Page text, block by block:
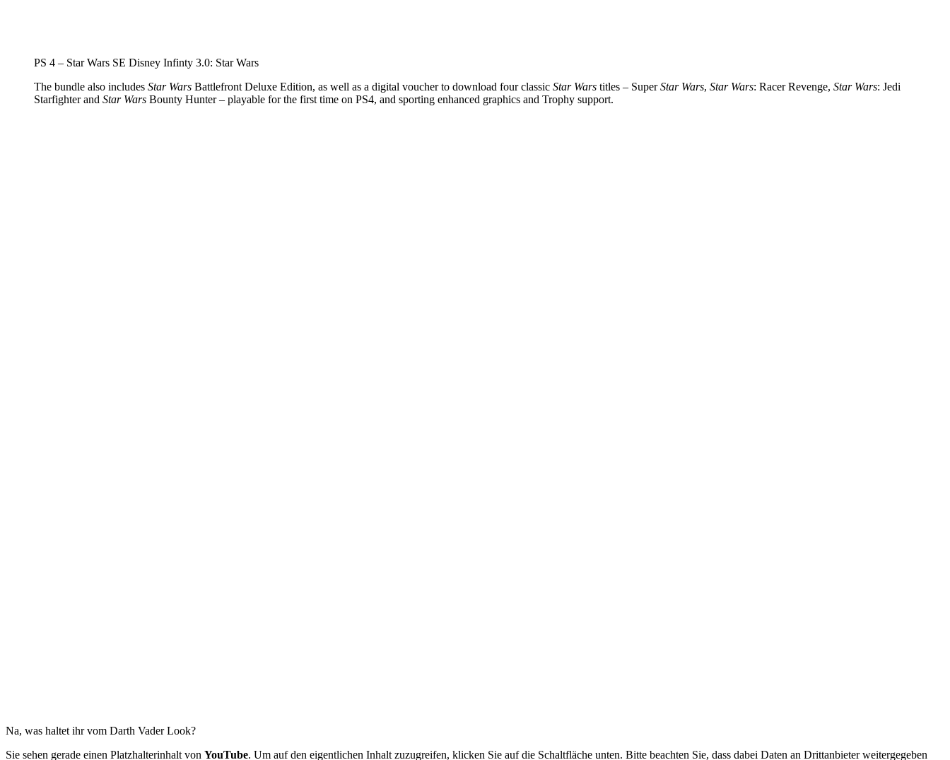
PS 4 – Star Wars SE Disney Infinty 3.0: Star Wars
The bundle also includes Star Wars Battlefront Deluxe Edition, as well as a digital voucher to download four classic Star Wars titles – SuperStar Wars, Star Wars: Racer Revenge, Star Wars: Jedi
Starfighter and Star Wars Bounty Hunter – playable for the first time on PS4, and sporting enhanced graphics and Trophy support.
Na, was haltet ihr vom Darth Vader Look?
Sie sehen gerade einen Platzhalterinhalt von YouTube. Um auf den eigentlichen Inhalt zuzugreifen, klicken Sie auf die Schaltfläche unten. Bitte beachten Sie, dass dabei Daten an Drittanbieter weitergegeben